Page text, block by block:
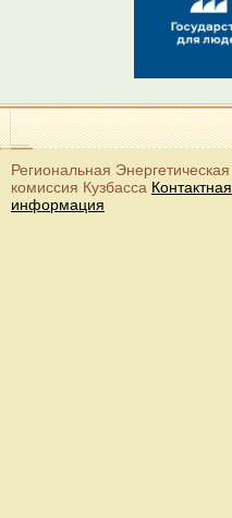
Региональная Энергетическая
комиссия Кузбасса Контактная
информация